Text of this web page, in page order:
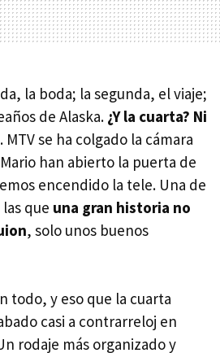
la boda; la segunda, el viaje;
de Alaska. ¿Y la cuarta? Ni
. MTV se ha colgado la cámara
han abierto la puerta de
encendido la tele. Una de
que una gran historia no
, solo unos buenos
todo, y eso que la cuarta
casi a contrarreloj en
rodaje más organizado y